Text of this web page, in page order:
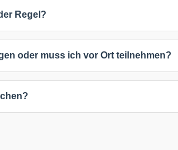
Regel?
mehr Zeit in Anspruch nehmen.
oder muss ich vor Ort teilnehmen?
individuell an Ihre